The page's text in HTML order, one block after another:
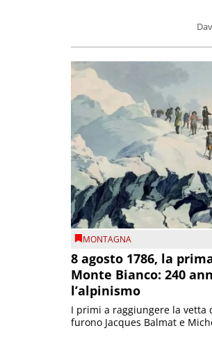
MONTAGNA
8 agosto 1786, la
Monte Bianco: 240
l’alpinismo
I primi a raggiungere la vetta
furono Jacques Balmat e